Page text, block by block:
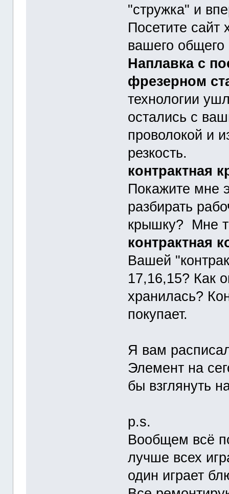
"стружка" и
Посетите сайт
вашего общего
Наплавка с
фрезерном
технологии
остались с
проволокой и
резкость.
контрактная
Покажите мне
разбирать
крышку? Мне
контрактная
Вашей
17,16,15? Как
хранилась?
покупает.
Я вам
Элемент на
бы взглянуть
p.s.
Вообщем всё
лучше всех
один играет